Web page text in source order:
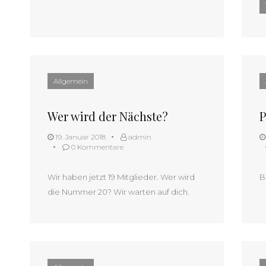
Allgemein
Wer wird der Nächste?
19. Januar 2018
admin
0 Kommentare
Wir haben jetzt 19 Mitglieder. Wer wird
die Nummer 20? Wir warten auf dich.